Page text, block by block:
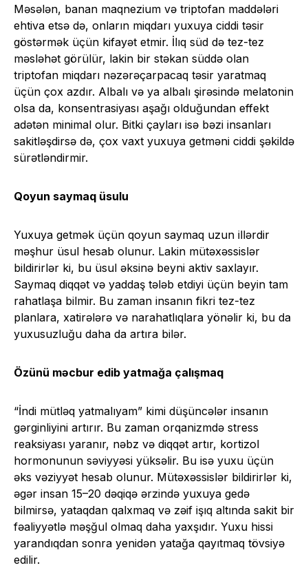
Məsələn, banan maqnezium və triptofan maddələri
ehtiva etsə də, onların miqdarı yuxuya ciddi təsir
göstərmək üçün kifayət etmir. İlıq süd də tez-tez
məsləhət görülür, lakin bir stəkan süddə olan
triptofan miqdarı nəzərəçarpacaq təsir yaratmaq
üçün çox azdır. Albalı və ya albalı şirəsində melatonin
olsa da, konsentrasiyası aşağı olduğundan effekt
adətən minimal olur. Bitki çayları isə bəzi insanları
sakitləşdirsə də, çox vaxt yuxuya getməni ciddi şəkildə
sürətləndirmir.
Qoyun saymaq üsulu
Yuxuya getmək üçün qoyun saymaq uzun illərdir
məşhur üsul hesab olunur. Lakin mütəxəssislər
bildirirlər ki, bu üsul əksinə beyni aktiv saxlayır.
Saymaq diqqət və yaddaş tələb etdiyi üçün beyin tam
rahatlaşa bilmir. Bu zaman insanın fikri tez-tez
planlara, xatirələrə və narahatlıqlara yönəlir ki, bu da
yuxusuzluğu daha da artıra bilər.
Özünü məcbur edib yatmağa çalışmaq
“İndi mütləq yatmalıyam” kimi düşüncələr insanın
gərginliyini artırır. Bu zaman orqanizmdə stress
reaksiyası yaranır, nəbz və diqqət artır, kortizol
hormonunun səviyyəsi yüksəlir. Bu isə yuxu üçün
əks vəziyyət hesab olunur. Mütəxəssislər bildirirlər ki,
əgər insan 15–20 dəqiqə ərzində yuxuya gedə
bilmirsə, yataqdan qalxmaq və zəif işıq altında sakit bir
fəaliyyətlə məşğul olmaq daha yaxşıdır. Yuxu hissi
yarandıqdan sonra yenidən yatağa qayıtmaq tövsiyə
edilir.